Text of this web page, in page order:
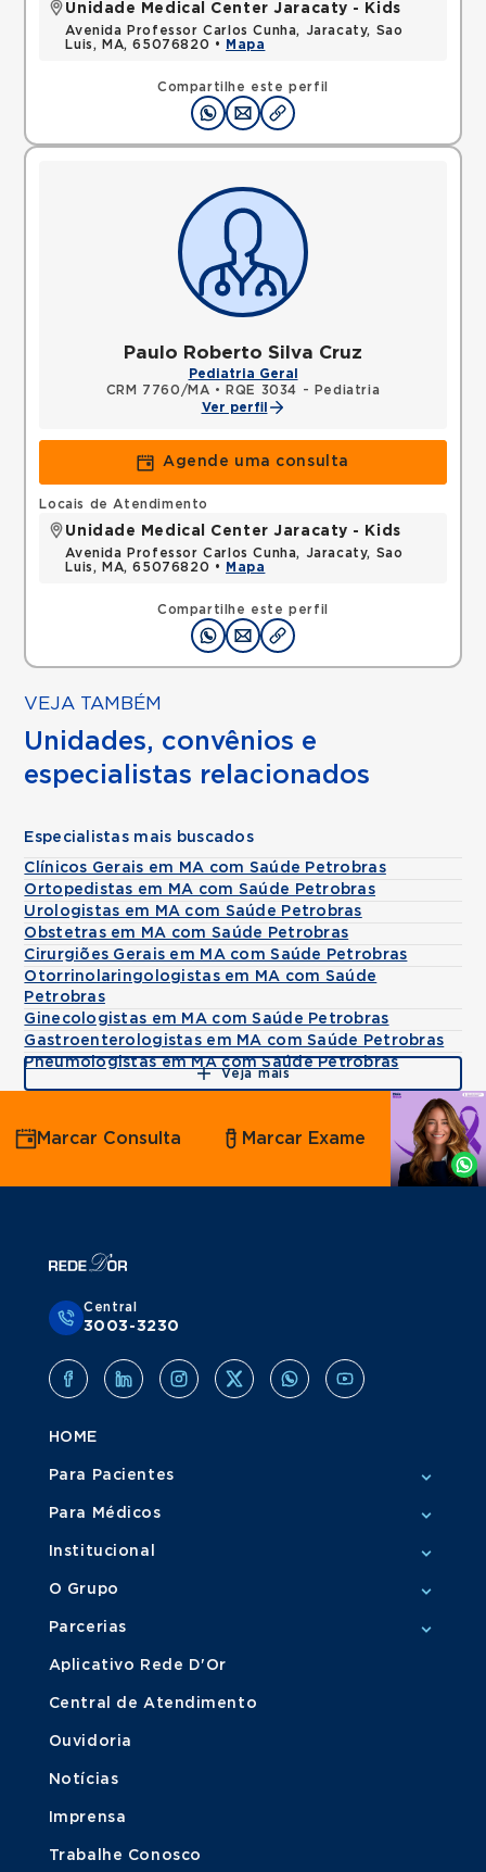
Compartilhe este perfil
Unidade Medical Center Jaracaty - Kids
Avenida Professor Carlos Cunha, Jaracaty, Sao
Luis, MA, 65076820 •
Mapa
Paulo Roberto Silva Cruz
Pediatria Geral
CRM 7760/MA •
RQE 3034 - Pediatria
Ver perfil
Agende uma consulta
Compartilhe este perfil
Locais de Atendimento
Unidade Medical Center Jaracaty - Kids
Avenida Professor Carlos Cunha, Jaracaty, Sao
Luis, MA, 65076820 •
Mapa
VEJA TAMBÉM
Unidades, convênios e
especialistas relacionados
Especialistas mais buscados
Clínicos Gerais em MA com Saúde Petrobras
Ortopedistas em MA com Saúde Petrobras
Urologistas em MA com Saúde Petrobras
Obstetras em MA com Saúde Petrobras
Cirurgiões Gerais em MA com Saúde Petrobras
Otorrinolaringologistas em MA com Saúde
Petrobras
Ginecologistas em MA com Saúde Petrobras
Gastroenterologistas em MA com Saúde Petrobras
Pneumologistas em MA com Saúde Petrobras
Veja mais
Agende
por
Whatsapp
Marcar Consulta Marcar Exame
Central
3003-3230
HOME
Para Pacientes
Para Médicos
Institucional
O Grupo
Parcerias
Aplicativo Rede D'Or
Central de Atendimento
Ouvidoria
Notícias
Imprensa
Trabalhe Conosco